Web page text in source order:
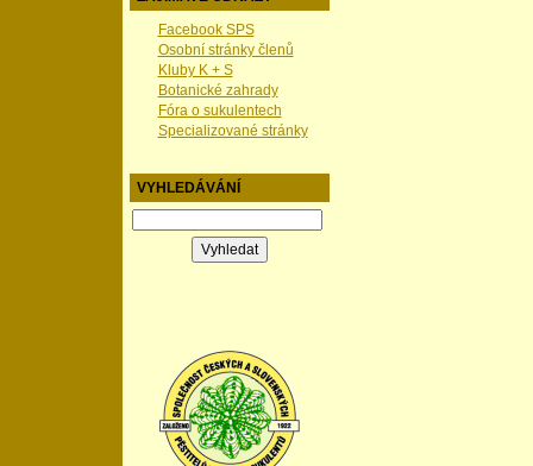
Facebook SPS
Osobní stránky členů
Kluby K + S
Botanické zahrady
Fóra o sukulentech
Specializované stránky
VYHLEDÁVÁNÍ